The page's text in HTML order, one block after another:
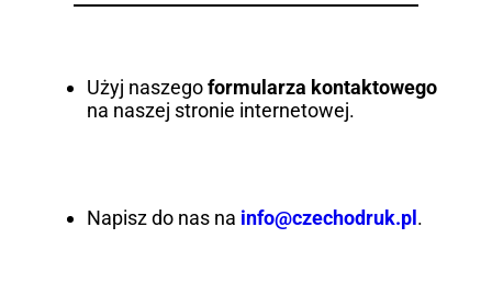
Użyj naszegoformularza kontaktowego
na naszej stronie internetowej.
Napisz do nas na info@czechodruk.pl .